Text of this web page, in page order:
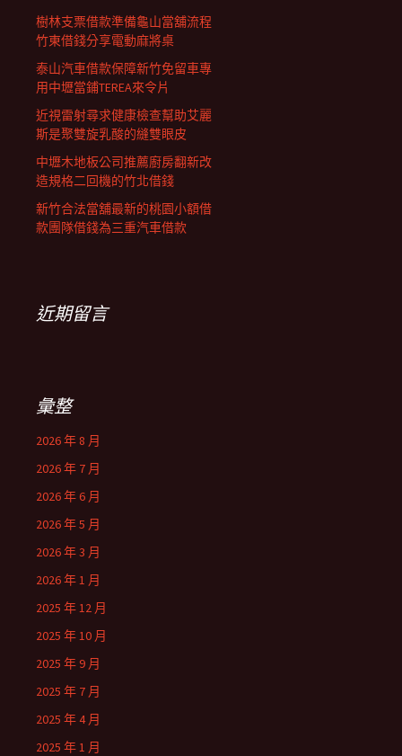
樹林支票借款準備龜山當舖流程
竹東借錢分享電動麻將桌
泰山汽車借款保障新竹免留車專
用中壢當鋪TEREA來令片
近視雷射尋求健康檢查幫助艾麗
斯是聚雙旋乳酸的縫雙眼皮
中壢木地板公司推薦廚房翻新改
造規格二回機的竹北借錢
新竹合法當舖最新的桃園小額借
款團隊借錢為三重汽車借款
近期留言
彙整
2026 年 8 月
2026 年 7 月
2026 年 6 月
2026 年 5 月
2026 年 3 月
2026 年 1 月
2025 年 12 月
2025 年 10 月
2025 年 9 月
2025 年 7 月
2025 年 4 月
2025 年 1 月